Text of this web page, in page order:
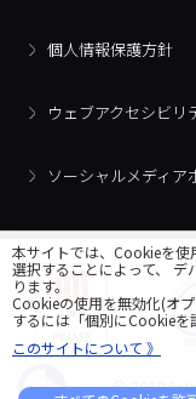
個人情報保護方針
ウェブアクセシビリ
ソーシャルメディア
© 2018
本サイトでは、Cookieを使
選択することによって、
ります。
Cookieの使用を無効化(オ
するには「個別にCookieを
このサイトについて 》